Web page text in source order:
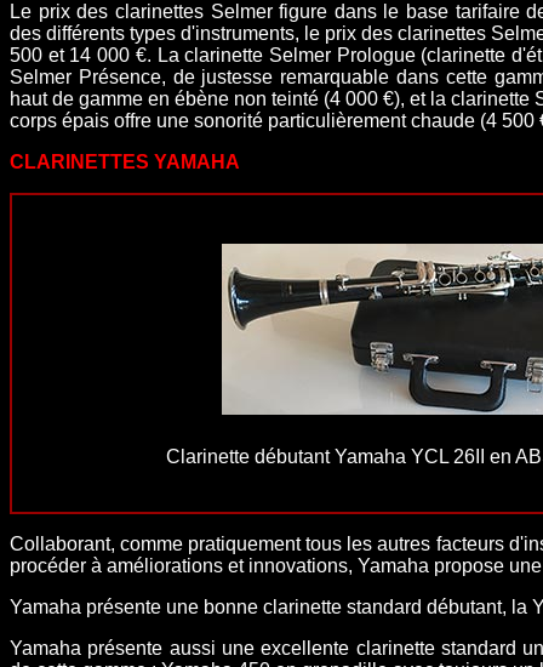
Le prix des clarinettes Selmer figure dans le base tarifaire
des différents types d'instruments, le prix des clarinettes
500 et 14 000 €. La clarinette Selmer Prologue (clarinette
Selmer Présence, de justesse remarquable dans cette
haut de gamme en ébène non teinté (4 000 €), et la
corps épais offre une sonorité particulièrement chaude (4 500
CLARINETTES YAMAHA
Clarinette débutant Yamaha YCL 26II en
Collaborant, comme pratiquement tous les autres facteurs
procéder à améliorations et innovations, Yamaha propose
Yamaha présente une bonne clarinette standard débutant, la
Yamaha présente aussi une excellente clarinette standard